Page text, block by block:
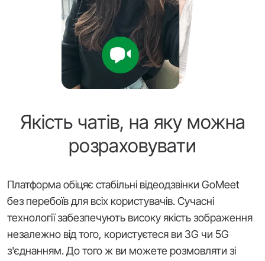
Якість чатів, на яку можна
розраховувати
Платформа обіцяє стабільні відеодзвінки GoMeet
без перебоїв для всіх користувачів. Сучасні
технології забезпечують високу якість зображення
незалежно від того, користуєтеся ви 3G чи 5G
з'єднанням. До того ж ви можете розмовляти зі